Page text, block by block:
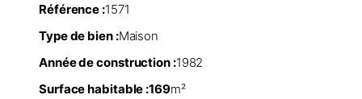
Référence :1571
Type de bien :Maison
Année de construction :1982
Surface habitable :169m²